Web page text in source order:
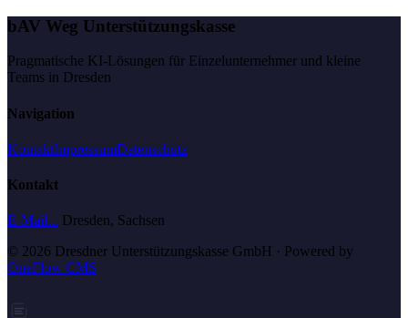
bAV Weg Unterstützungskasse
Pragmatische KI-Lösungen für Einzelunternehmer und kleine
Teams in Dresden
Navigation
KontaktImpressumDatenschutz
Kontakt
E-Mail... Dresden, Sachsen
© 2026 Dresdner Unterstützungskasse GmbH · Powered by
OneFlow CMS